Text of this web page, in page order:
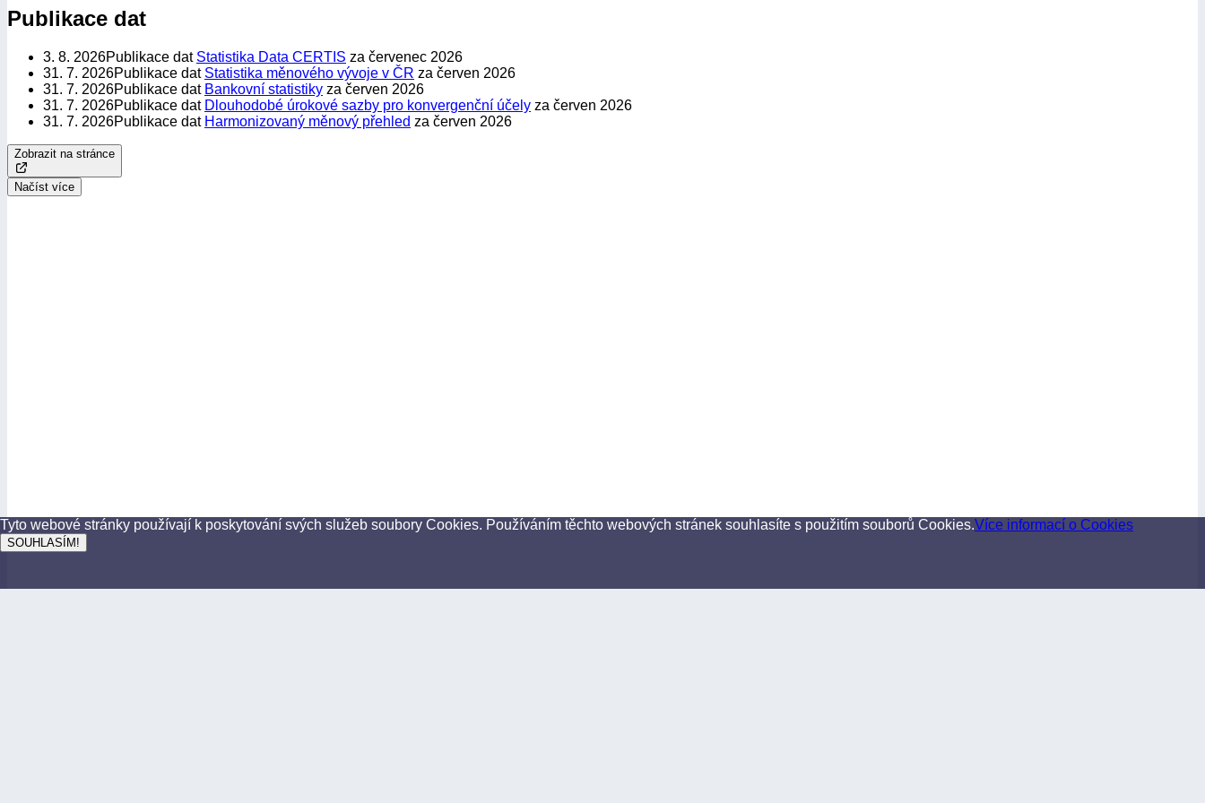
Tyto webové stránky používají k poskytování svých služeb soubory Cookies. Používáním těchto webových stránek souhlasíte s použitím souborů Cookies.Více informací o Cookies
SOUHLASÍM!
Publikace dat
3. 8. 2026Publikace dat Statistika Data CERTIS za červenec 2026
31. 7. 2026Publikace dat Statistika měnového vývoje v ČR za červen 2026
31. 7. 2026Publikace dat Bankovní statistiky za červen 2026
31. 7. 2026Publikace dat Dlouhodobé úrokové sazby pro konvergenční účely za červen 2026
31. 7. 2026Publikace dat Harmonizovaný měnový přehled za červen 2026
Zobrazit na stránce
Načíst více